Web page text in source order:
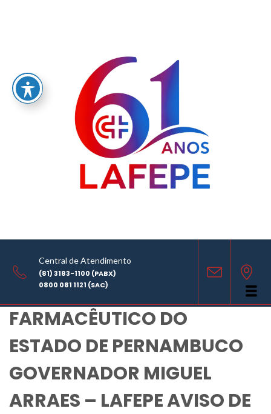
Central de Atendimento
(81) 3183-1100 (PABX)
0800 081 1121 (SAC)
LABORATÓRIO FARMACÊUTICO DO ESTADO DE PERNAMBUCO
GOVERNADOR MIGUEL ARRAES - LAFEPE AVISO DE COTAÇÃO Nº0174/2023
COMPARTILHE
LABORATÓRIO
FARMACÊUTICO DO
ESTADO DE PERNAMBUCO
GOVERNADOR MIGUEL
ARRAES – LAFEPE AVISO DE